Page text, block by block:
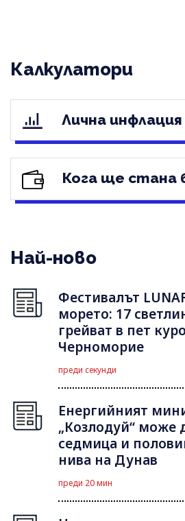
Калкулатори
Лична инфлация
Кога ще стана
Най-ново
Фестивалът
морето: 17
грейват в пет
Черноморие
преди секунди
Енергийният
„Козлодуй“ може
седмица и
нива на Дунав
преди 20 мин